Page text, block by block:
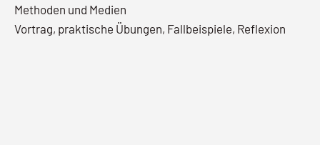
Methoden und Medien
Vortrag, praktische Übungen, Fallbeispiele, Reflexion